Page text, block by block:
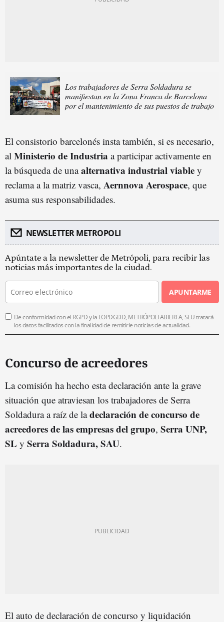
Los trabajadores de Serra Soldadura se
manifiestan en la Zona Franca de Barcelona
por el mantenimiento de sus puestos de trabajo
El consistorio barcelonés insta también, si es necesario,
al Ministerio de Industria a participar activamente en
la búsqueda de unaalternativa industrial viable y
reclama a la matriz vasca, Aernnova Aerospace, que
asuma sus responsabilidades.
NEWSLETTER METROPOLI
Apúntate a la newsletter de Metrópoli, para recibir las
noticias más importantes de la ciudad.
APUNTARME
De conformidad con el RGPD y la LOPDGDD, METRÓPOLI ABIERTA, SLU tratará
los datos facilitados con la finalidad de remitirle noticias de actualidad.
Concurso de acreedores
La comisión ha hecho esta declaración ante la grave
situación que atraviesan los trabajadores de Serra
Soldadura a raíz de ladeclaración de concurso de
acreedores de las empresas del grupo, Serra UNP,
SL y Serra Soldadura, SAU.
El auto de declaración de concurso y liquidación